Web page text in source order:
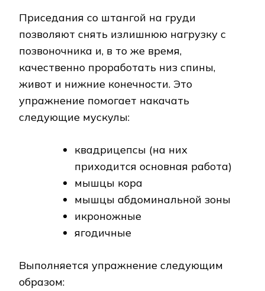
Приседания со штангой на груди
позволяют снять излишнюю нагрузку с
позвоночника и, в то же время,
качественно проработать низ спины,
живот и нижние конечности. Это
упражнение помогает накачать
следующие мускулы:
квадрицепсы (на них
приходится основная работа)
мышцы кора
мышцы абдоминальной зоны
икроножные
ягодичные
Выполняется упражнение следующим
образом: